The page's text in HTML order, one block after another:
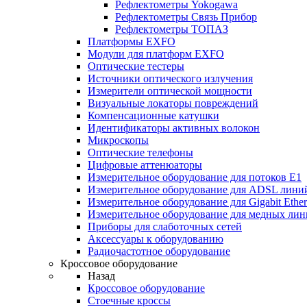
Рефлектометры Yokogawa
Рефлектометры Связь Прибор
Рефлектометры ТОПАЗ
Платформы EXFO
Модули для платформ EXFO
Оптические тестеры
Источники оптического излучения
Измерители оптической мощности
Визуальные локаторы повреждений
Компенсационные катушки
Идентификаторы активных волокон
Микроскопы
Оптические телефоны
Цифровые аттенюаторы
Измерительное оборудование для потоков Е1
Измерительное оборудование для ADSL
Измерительное оборудование для Gigabit
Измерительное оборудование для медных
Приборы для слаботочных сетей
Аксессуары к оборудованию
Радиочастотное оборудование
Кроссовое оборудование
Назад
Кроссовое оборудование
Стоечные кроссы